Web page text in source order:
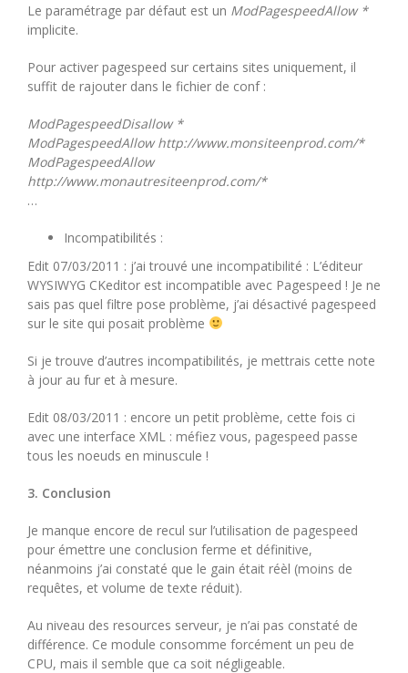
Le paramétrage par défaut est un ModPagespeedAllow *
implicite.
Pour activer pagespeed sur certains sites uniquement, il
suffit de rajouter dans le fichier de conf :
ModPagespeedDisallow *
ModPagespeedAllow http://www.monsiteenprod.com/*
ModPagespeedAllow
http://www.monautresiteenprod.com/*
…
Incompatibilités :
Edit 07/03/2011 : j’ai trouvé une incompatibilité : L’éditeur
WYSIWYG CKeditor est incompatible avec Pagespeed ! Je ne
sais pas quel filtre pose problème, j’ai désactivé pagespeed
sur le site qui posait problème
Si je trouve d’autres incompatibilités, je mettrais cette note
à jour au fur et à mesure.
Edit 08/03/2011 : encore un petit problème, cette fois ci
avec une interface XML : méfiez vous, pagespeed passe
tous les noeuds en minuscule !
3. Conclusion
Je manque encore de recul sur l’utilisation de pagespeed
pour émettre une conclusion ferme et définitive,
néanmoins j’ai constaté que le gain était réèl (moins de
requêtes, et volume de texte réduit).
Au niveau des resources serveur, je n’ai pas constaté de
différence. Ce module consomme forcément un peu de
CPU, mais il semble que ca soit négligeable.